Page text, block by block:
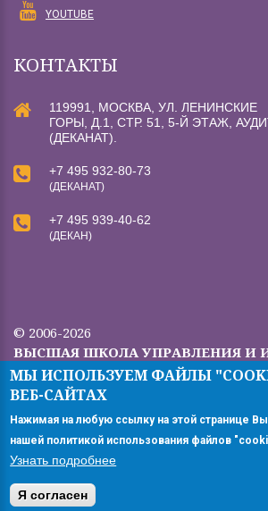
YOUTUBE
КОНТАКТЫ
119991, МОСКВА, УЛ. ЛЕНИНСКИЕ
ГОРЫ, Д.1, СТР. 51, 5-Й ЭТАЖ,
(ДЕКАНАТ).
+7 495 932-80-73
(ДЕКАНАТ)
+7 495 939-40-62
(ДЕКАН)
© 2006-2026
ВЫСШАЯ ШКОЛА УПРАВЛЕНИЯ И
МГУ.
Все права защищены.
Версия для ПК
МЫ ИСПОЛЬЗУЕМ ФАЙЛЫ
ВЕБ-САЙТАХ
Нажимая на любую ссылку на этой странице
нашей политикой использования файлов
Узнать подробнее
Я согласен